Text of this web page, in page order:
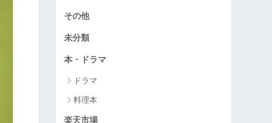
その他
未分類
本・ドラマ
ドラマ
料理本
楽天市場